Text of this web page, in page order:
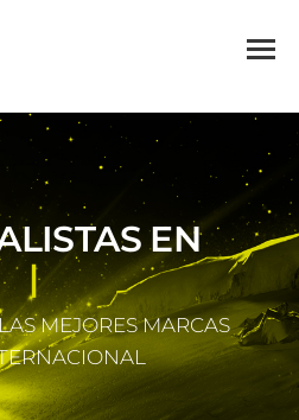
de energía
EN
|
MEJORES MARCAS